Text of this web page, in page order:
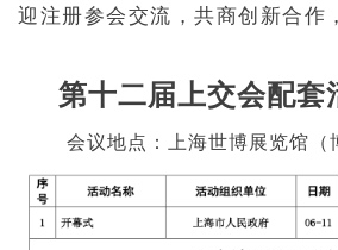
迎注册参会交流，共商创新合作
第十二届上交会配套
会议地点：上海世博展览馆（